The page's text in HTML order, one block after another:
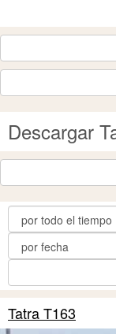
Descargar
Tatra T163